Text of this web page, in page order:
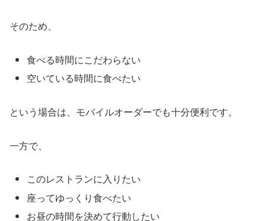
そのため、
食べる時間にこだわらない
空いている時間に食べたい
という場合は、モバイルオーダーでも十分便利です。
一方で、
このレストランに入りたい
座ってゆっくり食べたい
お昼の時間を決めて行動したい